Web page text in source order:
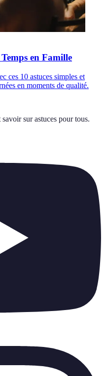
en Famille
ces 10 astuces simples et
en moments de qualité.
savoir sur astuces pour tous.